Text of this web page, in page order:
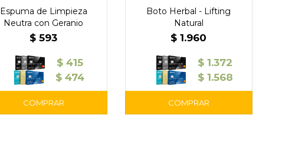
Espuma de Limpieza
Neutra con Geranio
$ 593
$ 415
$ 474
Boto Herbal - Lifting
Natural
$ 1.960
$ 1.372
$ 1.568